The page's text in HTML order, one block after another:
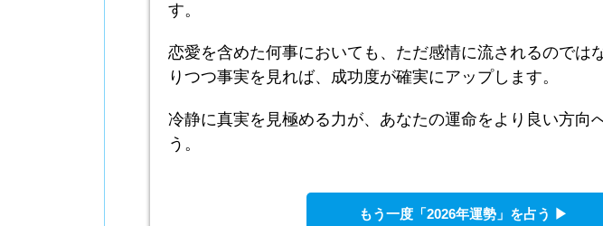
す。
恋愛を含めた何事においても、ただ感情に流されるのでは
りつつ事実を見れば、成功度が確実にアップします。
冷静に真実を見極める力が、あなたの運命をより良い方向
う。
もう一度「2026年運勢」を占う ▶︎